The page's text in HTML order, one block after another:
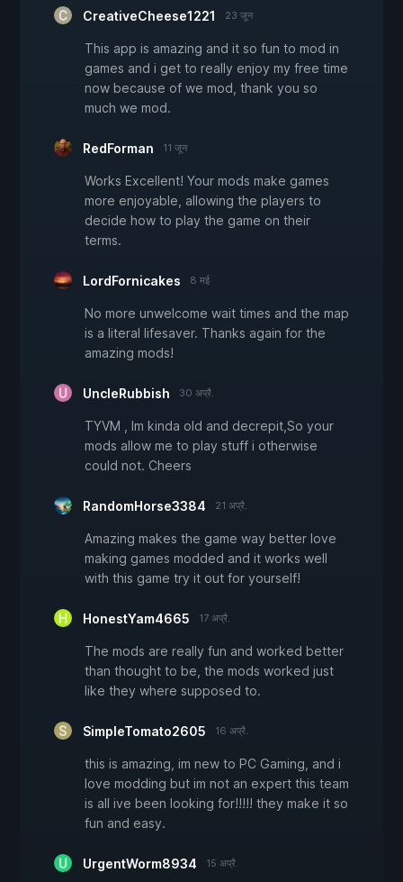
CreativeCheese1221 23 जून
This app is amazing and it so fun to mod in
games and i get to really enjoy my free time
now because of we mod, thank you so
much we mod.
RedForman 11 जून
Works Excellent! Your mods make games
more enjoyable, allowing the players to
decide how to play the game on their
terms.
LordFornicakes 8 मई
No more unwelcome wait times and the map
is a literal lifesaver. Thanks again for the
amazing mods!
UncleRubbish 30 अप्रै.
TYVM , Im kinda old and decrepit,So your
mods allow me to play stuff i otherwise
could not. Cheers
RandomHorse3384 21 अप्रै.
Amazing makes the game way better love
making games modded and it works well
with this game try it out for yourself!
HonestYam4665 17 अप्रै.
The mods are really fun and worked better
than thought to be, the mods worked just
like they where supposed to.
SimpleTomato2605 16 अप्रै.
this is amazing, im new to PC Gaming, and i
love modding but im not an expert this team
is all ive been looking for!!!!! they make it so
fun and easy.
UrgentWorm8934 15 अप्रै.